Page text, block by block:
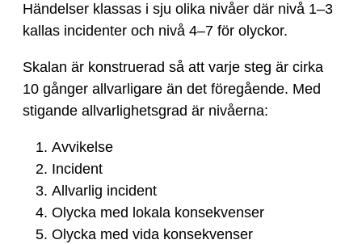
Händelser klassas i sju olika nivåer där nivå 1–3
kallas incidenter och nivå 4–7 för olyckor.
Skalan är konstruerad så att varje steg är cirka
10 gånger allvarligare än det föregående. Med
stigande allvarlighetsgrad är nivåerna:
Avvikelse
Incident
Allvarlig incident
Olycka med lokala konsekvenser
Olycka med vida konsekvenser